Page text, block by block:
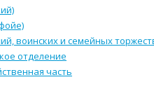
воинских и семейных
отделение
часть